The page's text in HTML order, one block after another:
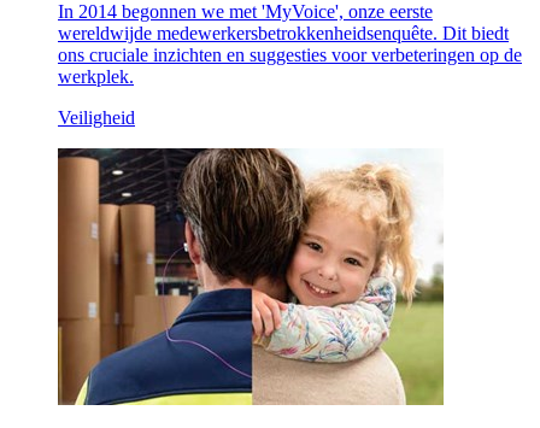
In 2014 begonnen we met 'MyVoice', onze eerste
wereldwijde medewerkersbetrokkenheidsenquête. Dit biedt
ons cruciale inzichten en suggesties voor verbeteringen op de
werkplek.
Veiligheid